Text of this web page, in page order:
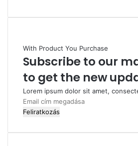
With Product You Purchase
Subscribe to our
to get the new
Lorem ipsum dolor sit amet,
Email
cím